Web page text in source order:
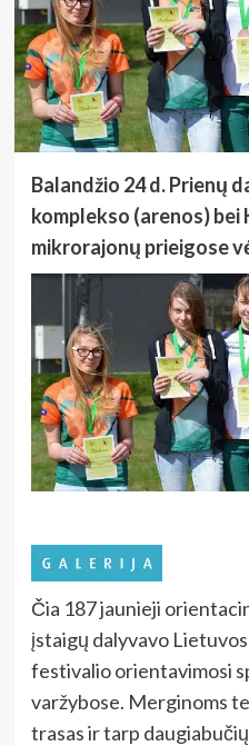
Balandžio 24 d. Prienų
komplekso (arenos)
mikrorajonų prieigose
Čia 187 jaunieji
įstaigų dalyvavo
festivalio orientavimosi
varžybose. Merginoms
trasas ir tarp